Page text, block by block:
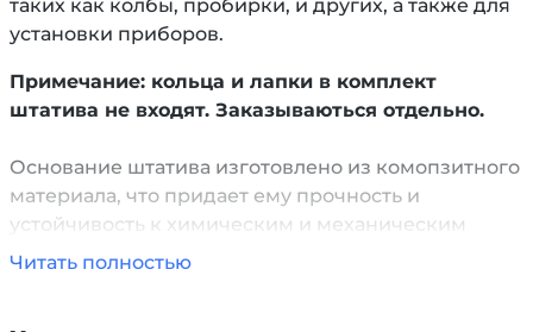
таких как колбы, пробирки, и других, а также для
установки приборов.
Примечание: кольца и лапки в комплект
штатива не входят. Заказываються отдельно.
Основание штатива изготовлено из комопзитного
материала, что придает ему прочность и
устойчивость к химическим и механическим
воздействиям. Для предотвращения скольжения,
Читать полностью